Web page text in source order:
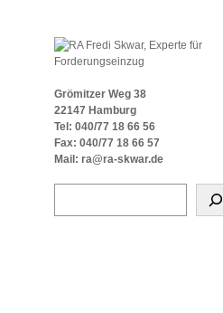
Grömitzer Weg 38
22147 Hamburg
Tel: 040/77 18 66 56
Fax: 040/77 18 66 57
Mail: ra@ra-skwar.de